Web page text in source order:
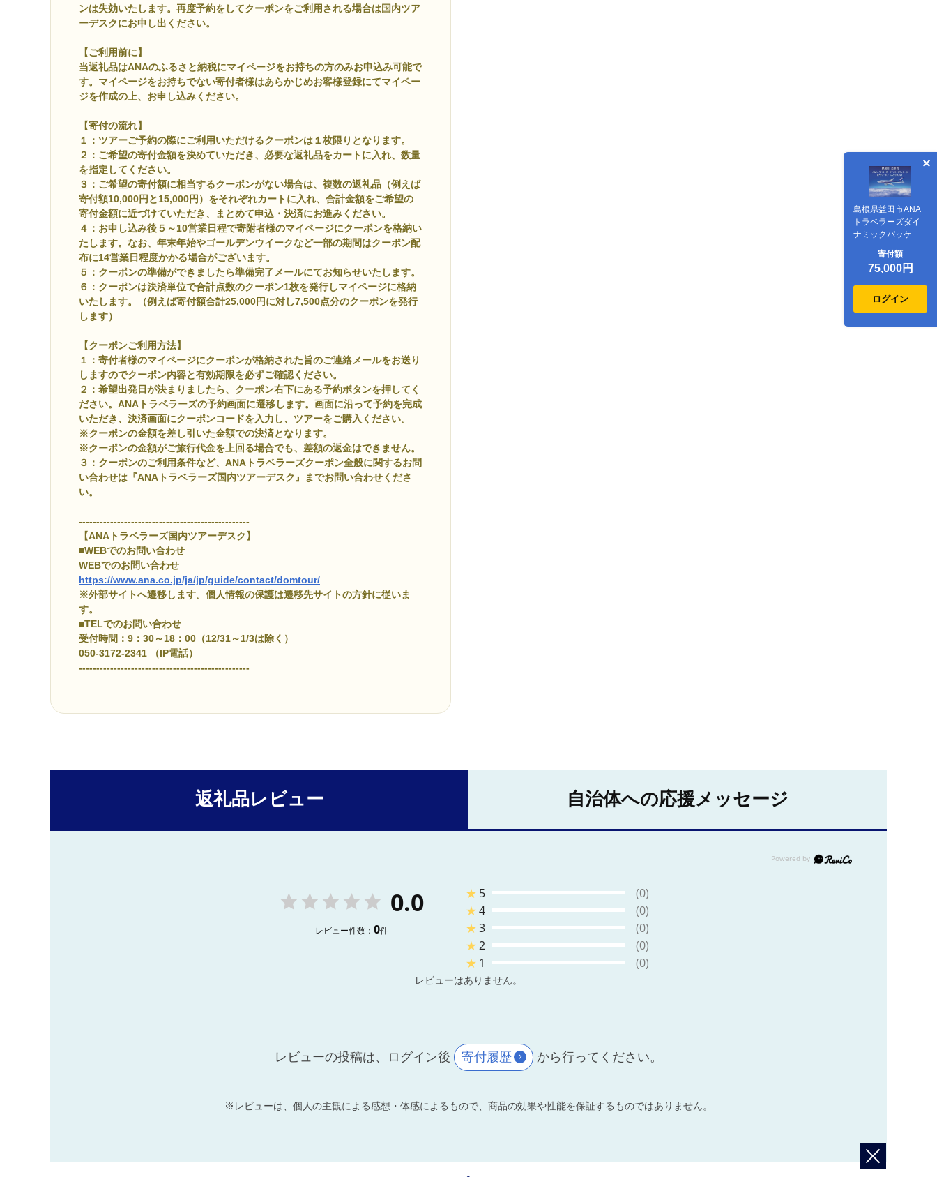
ンは失効いたします。再度予約をしてクーポンをご利用される場合は国内ツア
ーデスクにお申し出ください。
【ご利用前に】
当返礼品はANAのふるさと納税にマイページをお持ちの方のみお申込み可能で
す。マイページをお持ちでない寄付者様はあらかじめお客様登録にてマイペー
ジを作成の上、お申し込みください。
【寄付の流れ】
１：ツアーご予約の際にご利用いただけるクーポンは１枚限りとなります。
２：ご希望の寄付金額を決めていただき、必要な返礼品をカートに入れ、数量
を指定してください。
３：ご希望の寄付額に相当するクーポンがない場合は、複数の返礼品（例えば
寄付額10,000円と15,000円）をそれぞれカートに入れ、合計金額をご希望の
寄付金額に近づけていただき、まとめて申込・決済にお進みください。
４：お申し込み後５～10営業日程で寄附者様のマイページにクーポンを格納い
たします。なお、年末年始やゴールデンウイークなど一部の期間はクーポン配
布に14営業日程度かかる場合がございます。
５： クーポンの準備ができましたら準備完了メールにてお知らせいたします。
６：クーポンは決済単位で合計点数のクーポン1枚を発行しマイページに格納
いたします。（例えば寄付額合計25,000円に対し7,500点分のクーポンを発行
します）
【クーポンご利用方法】
１：寄付者様のマイページにクーポンが格納された旨のご連絡メールをお送り
しますのでクーポン内容と有効期限を必ずご確認ください。
２：希望出発日が決まりましたら、クーポン右下にある予約ボタンを押してく
ださい。ANAトラベラーズの予約画面に遷移します。画面に沿って予約を完成
いただき、決済画面にクーポンコードを入力し、ツアーをご購入ください。
※クーポンの金額を差し引いた金額での決済となります。
※クーポンの金額がご旅行代金を上回る場合でも、差額の返金はできません。
３：クーポンのご利用条件など、ANAトラベラーズクーポン全般に関するお問
い合わせは『ANAトラベラーズ国内ツアーデスク』までお問い合わせくださ
い。
-------------------------------------------------
【ANAトラベラーズ国内ツアーデスク】
■WEBでのお問い合わせ
WEBでのお問い合わせ
https://www.ana.co.jp/ja/jp/guide/contact/domtour/
※外部サイトへ遷移します。個人情報の保護は遷移先サイトの方針に従いま
す。
■TELでのお問い合わせ
受付時間：9：30～18：00（12/31～1/3は除く）
050-3172-2341 （IP電話）
-------------------------------------------------
島根県益田市ANA
トラベラーズダイ
ナミックパッケー
ジクーポン22,500
寄付額
75,000円
ログイン
返礼品レビュー 自治体への応援メッセージ
0.0
レビュー件数： 0件
★ 5
(0)
★4
(0)
★3
(0)
★2
(0)
★ 1 (0)
レビューはありません。
レビューの投稿は、ログイン後 寄付履歴 から行ってください。
※レビューは、個人の主観による感想・体感によるもので、商品の効果や性能を保証するものではありません。